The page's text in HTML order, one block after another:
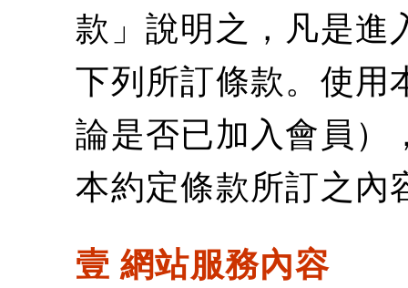
款」說明之，凡是進
下列所訂條款。使用
論是否已加入會員）
本約定條款所訂之內
壹 網站服務內容